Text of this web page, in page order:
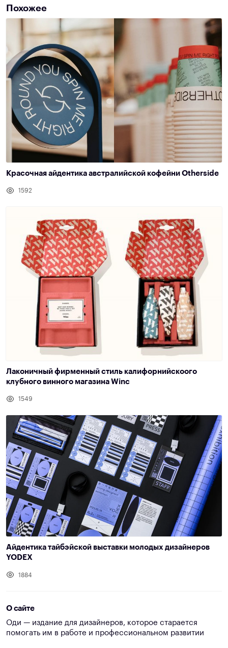
Похожее
Красочная айдентика австралийской кофейни Otherside
1592
Лаконичный фирменный стиль калифорнийскоого
клубного винного магазина Winc
1549
Айдентика тайбэйской выставки молодых дизайнеров
YODEX
1884
О сайте
Оди — издание для дизайнеров, которое старается
помогать им в работе и профессиональном развитии